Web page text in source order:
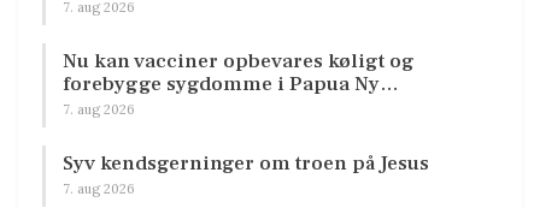
7. aug 2026
Nu kan vacciner opbevares køligt og
forebygge sygdomme i Papua Ny…
7. aug 2026
Syv kendsgerninger om troen på Jesus
7. aug 2026